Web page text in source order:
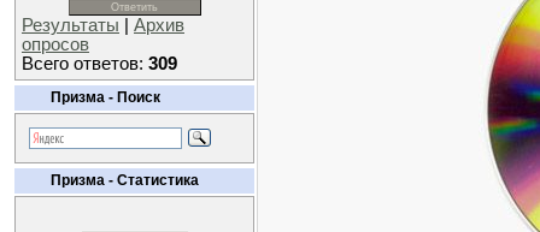
Результаты
Архив
опросов
Всего ответов: 309
Призма - Поиск
Призма - Статистика